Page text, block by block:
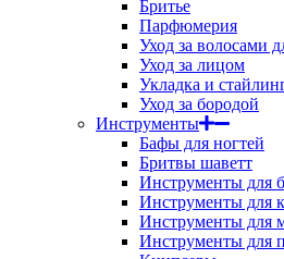
Бритье
Парфюмерия
Уход за волосами
Уход за лицом
Укладка и
Уход за бородой
Инструменты
Бафы для ногтей
Бритвы шаветт
Инструменты для
Инструменты для
Инструменты для
Инструменты для